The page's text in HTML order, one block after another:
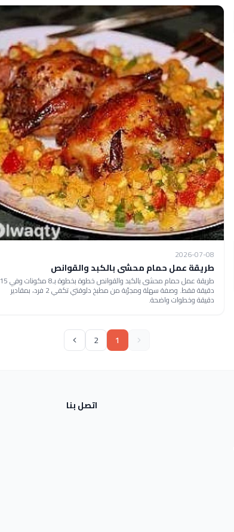
2026-07-08
طريقة عمل حمام محشى بالكبد والقوانص
طريقة عمل حمام محشى بالكبد والقوانص خطوة بخطوة بـ8 مكونات وفي 15
دقيقة فقط. وصفة سهلة ومجرّبة من مطبخ دلوقتي تكفي 2 فرد، بمقادير
دقيقة وخطوات واضحة.
1
2
اتصل بنا